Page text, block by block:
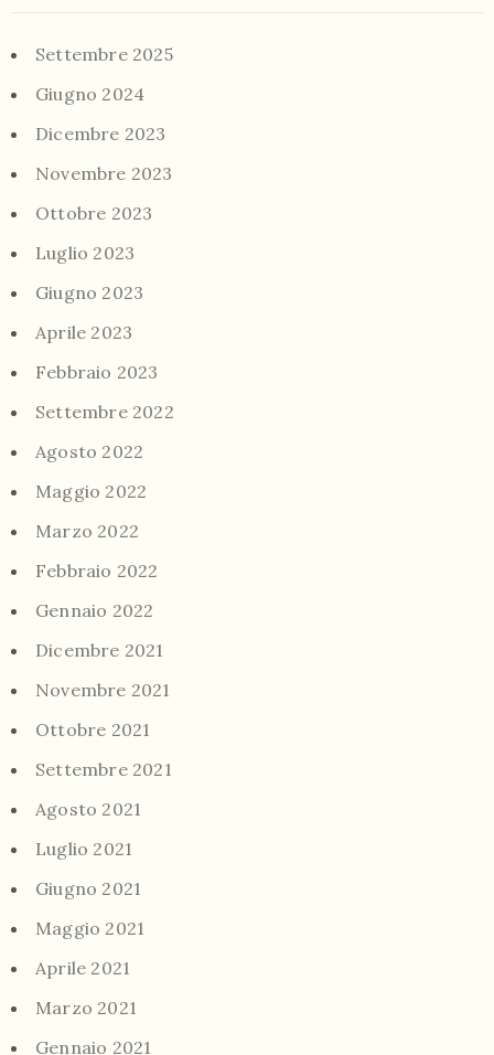
Settembre 2025
Giugno 2024
Dicembre 2023
Novembre 2023
Ottobre 2023
Luglio 2023
Giugno 2023
Aprile 2023
Febbraio 2023
Settembre 2022
Agosto 2022
Maggio 2022
Marzo 2022
Febbraio 2022
Gennaio 2022
Dicembre 2021
Novembre 2021
Ottobre 2021
Settembre 2021
Agosto 2021
Luglio 2021
Giugno 2021
Maggio 2021
Aprile 2021
Marzo 2021
Gennaio 2021